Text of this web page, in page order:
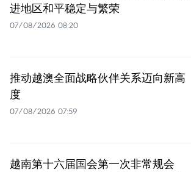
进地区和平稳定与繁荣
07/08/2026 08:20
推动越澳全面战略伙伴关系迈向新高
度
07/08/2026 07:59
越南第十六届国会第一次非常规会